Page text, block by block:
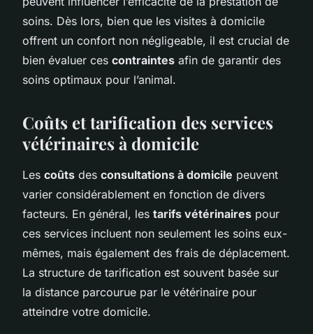
soins. Dès lors, bien que les visites à domicile
offrent un confort non négligeable, il est crucial de
bien évaluer ces contraintes afin de garantir des
soins optimaux pour l’animal.
Coûts et tarification des services
vétérinaires à domicile
Les coûts des consultations à domicile peuvent
varier considérablement en fonction de divers
facteurs. En général, les tarifs vétérinaires pour
ces services incluent non seulement les soins eux-
mêmes, mais également des frais de déplacement.
La structure de tarification est souvent basée sur
la distance parcourue par le vétérinaire pour
atteindre votre domicile.